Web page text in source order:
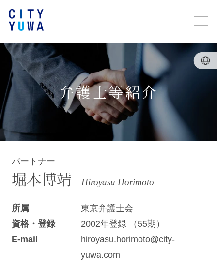
弁護士等紹介
パートナー
堀本博靖 Hiroyasu Horimoto
所属
東京弁護士会
資格・登録
2002年登録 （55期）
E-mail
hiroyasu.horimoto@city-
yuwa.com